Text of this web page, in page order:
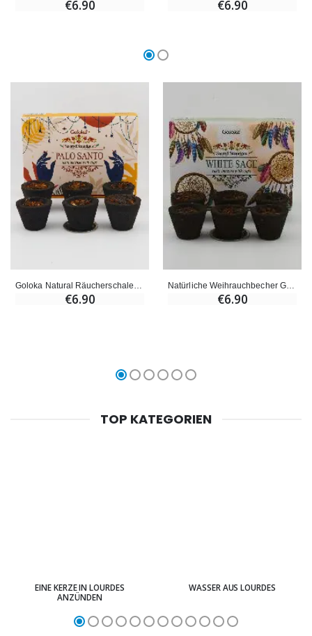
€6.90 €6.90
€6.90
Natürliche Weihrauchbecher Goloka - Weißer Salbei
€6.90
TOP KATEGORIEN
EINE KERZE IN LOURDES
ANZÜNDEN
WASSER AUS LOURDES